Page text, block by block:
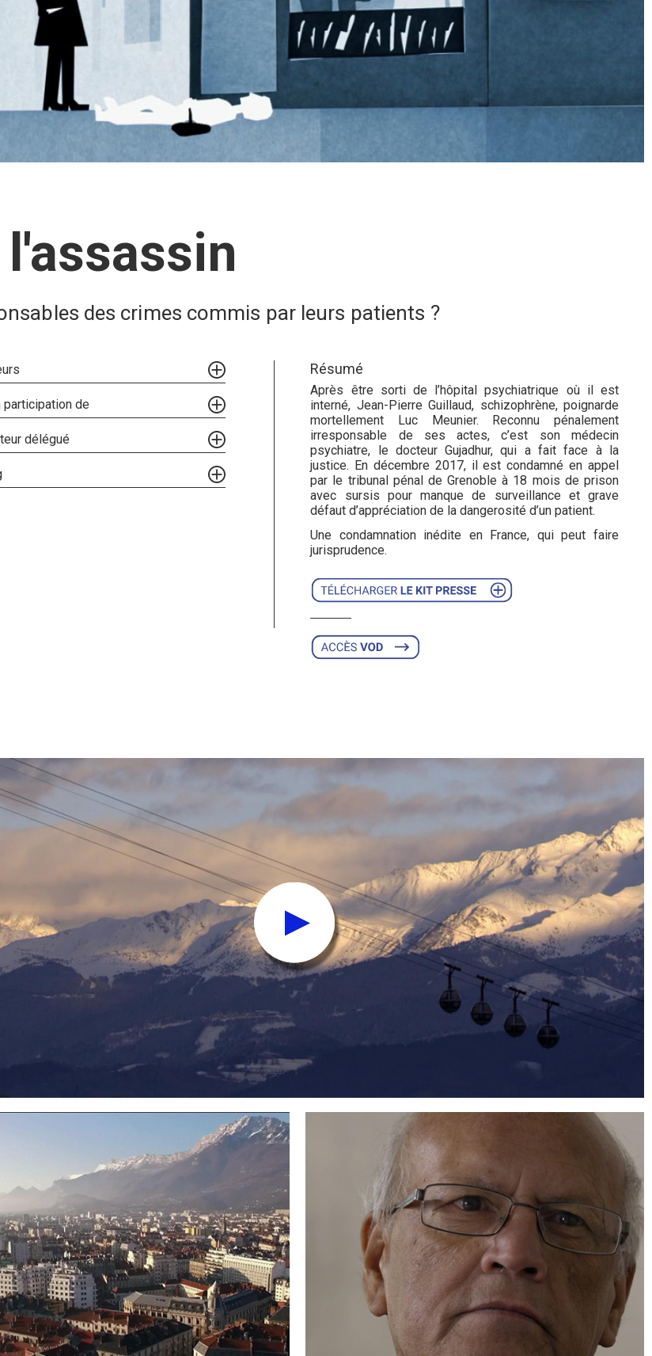
des crimes commis par leurs patients ?
participation de
délégué
Résumé
Après être sorti de l’hôpital psychiatrique où il est
interné, Jean-Pierre Guillaud, schizophrène, poignarde
mortellement Luc Meunier. Reconnu pénalement
irresponsable de ses actes, c’est son médecin
psychiatre, le docteur Gujadhur, qui a fait face à la
justice. En décembre 2017, il est condamné en appel
par le tribunal pénal de Grenoble à 18 mois de prison
avec sursis pour manque de surveillance et grave
défaut d’appréciation de la dangerosité d’un patient.
Une condamnation inédite en France, qui peut faire
jurisprudence.